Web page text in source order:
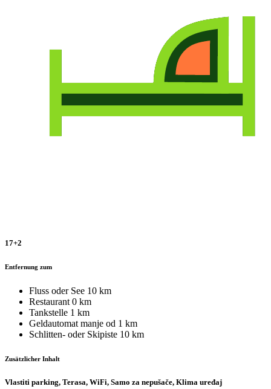
17+2
Entfernung zum
Fluss oder See 10 km
Restaurant0 km
Tankstelle 1 km
Geldautomatmanje od 1 km
Schlitten- oder Skipiste 10 km
Zusätzlicher Inhalt
Vlastiti parking, Terasa, WiFi, Samo za nepušače, Klima uređaj